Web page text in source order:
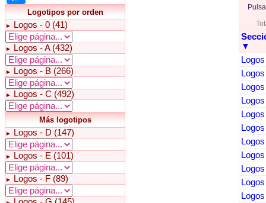
Logotipos por orden
► Logos - 0 (41)
► Logos - A (432)
► Logos - B (266)
► Logos - C (492)
Más logotipos
► Logos - D (147)
► Logos - E (101)
► Logos - F (89)
▼